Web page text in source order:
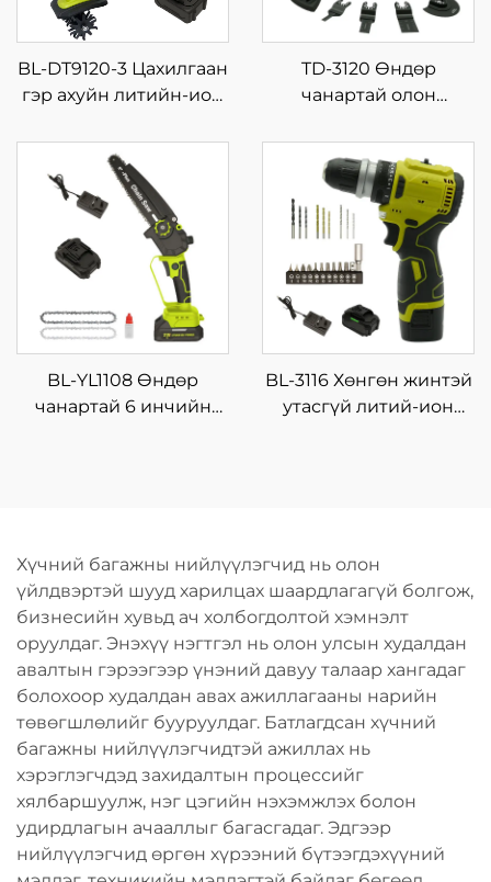
BL-DT9120-3 Цахилгаан
гэр ахуйн литийн-ион
салхицуулах,
тариалангийн машин,
жижиг зоруулалтын
түрхүүр
TD-3120 Өндөр
чанартай олон
багаж, 18~21V
цэнэглэгддэг утасгүй
хэлбэлзэх багаж
BL-YL1108 Өндөр
чанартай 6 инчийн
төвийн гинжит харуул,
OEM
BL-3116 Хөнгөн жинтэй
утасгүй литий-ион
Хүчний багажны нийлүүлэгчид нь олон
үйлдвэртэй шууд харилцах шаардлагагүй болгож,
бизнесийн хувьд ач холбогдолтой хэмнэлт
оруулдаг. Энэхүү нэгтгэл нь олон улсын худалдан
авалтын гэрээгээр үнэний давуу талаар хангадаг
болохоор худалдан авах ажиллагааны нарийн
төвөгшлөлийг бууруулдаг. Батлагдсан хүчний
багажны нийлүүлэгчидтэй ажиллах нь
хэрэглэгчдэд захидалтын процессийг
хялбаршуулж, нэг цэгийн нэхэмжлэх болон
удирдлагын ачааллыг багасгадаг. Эдгээр
нийлүүлэгчид өргөн хүрээний бүтээгдэхүүний